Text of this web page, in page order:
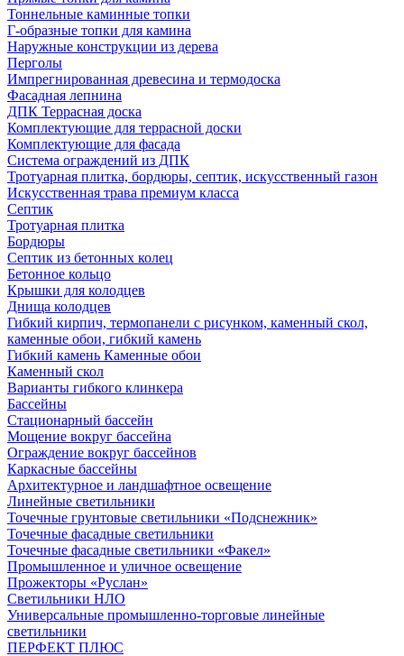
Тоннельные каминные топки
Г-образные топки для камина
Наружные конструкции из дерева
Перголы
Импрегнированная древесина и термодоска
Фасадная лепнина
ДПК Террасная доска
Комплектующие для террасной доски
Комплектующие для фасада
Система ограждений из ДПК
Тротуарная плитка, бордюры, септик, искусственный газон
Искусственная трава премиум класса
Септик
Тротуарная плитка
Бордюры
Септик из бетонных колец
Бетонное кольцо
Крышки для колодцев
Днища колодцев
Гибкий кирпич, термопанели с рисунком, каменный скол,
каменные обои, гибкий камень
Гибкий камень Каменные обои
Каменный скол
Варианты гибкого клинкера
Бассейны
Стационарный бассейн
Мощение вокруг бассейна
Ограждение вокруг бассейнов
Каркасные бассейны
Архитектурное и ландшафтное освещение
Линейные светильники
Точечные грунтовые светильники «Подснежник»
Точечные фасадные светильники
Точечные фасадные светильники «Факел»
Промышленное и уличное освещение
Прожекторы «Руслан»
Светильники НЛО
Универсальные промышленно-торговые линейные
светильники
ПЕРФЕКТ ПЛЮС